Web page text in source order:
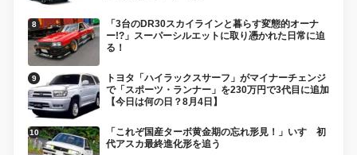
「3台のDR30スカイラインと暮らす変態的オーナ
ー!?」スーパーシルエットに取り憑かれた日常に迫
る！
トヨタ「ハイラックスサーフ」がマイナーチェンジ
で「スポーツ・ランナー」を230万円で3代目に追加
【今日は何の日？8月4日】
「これぞ国産ターボ黄金期の忘れ形見！」いすゞ初
代アスカ最終進化形を追う